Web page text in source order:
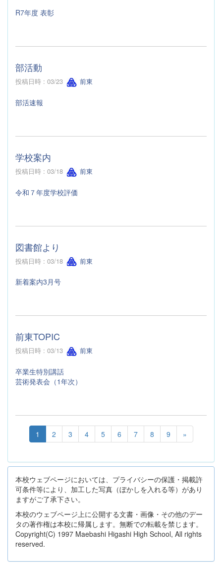
R7年度 表彰
部活動
投稿日時 : 03/23 前東
部活速報
学校案内
投稿日時 : 03/18 前東
令和７年度学校評価
図書館より
投稿日時 : 03/18 前東
新着案内3月号
前東TOPIC
投稿日時 : 03/13 前東
卒業生特別講話
芸術発表会（1年次）
1 2 3 4 5 6 7 8 9 »
本校ウェブページにおいては、プライバシーの保護・掲載許
可条件等により、加工した写真（ぼかしを入れる等）があり
ますがご了承下さい。
本校のウェブページ上に公開する文書・画像・その他のデー
タの著作権は本校に帰属します。無断での転載を禁じます。
Copyright(C) 1997 Maebashi Higashi High School, All rights
reserved.